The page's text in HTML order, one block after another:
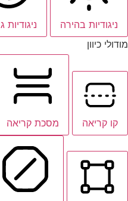
ניגודיות בהירה ניגודיות
מודולי כיוון
קו קריאה מסכת קריאה